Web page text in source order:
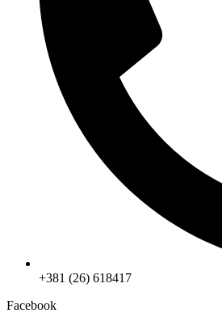
+381 (26) 618417
Facebook